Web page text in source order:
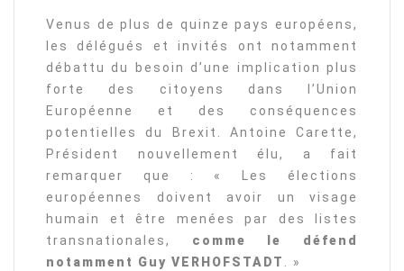
Venus de plus de quinze pays européens,
les délégués et invités ont notamment
débattu du besoin d’une implication plus
forte des citoyens dans l’Union
Européenne et des conséquences
potentielles du Brexit. Antoine Carette,
Président nouvellement élu, a fait
remarquer que : « Les élections
européennes doivent avoir un visage
humain et être menées par des listes
transnationales, comme le défend
notamment Guy VERHOFSTADT . »